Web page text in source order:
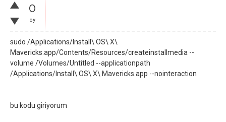
0
oy
sudo /Applications/Install\ OS\ X\
Mavericks.app/Contents/Resources/createinstallmedia --
volume /Volumes/Untitled --applicationpath
/Applications/Install\ OS\ X\ Mavericks.app --nointeraction
bu kodu giriyorum